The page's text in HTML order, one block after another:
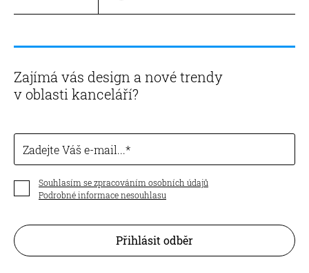
Zajímá vás design a nové trendy
v oblasti kanceláří?
Zadejte Váš e-mail...
Souhlasím se zpracováním osobních údajů
Podrobné informace nesouhlasu
Přihlásit odběr